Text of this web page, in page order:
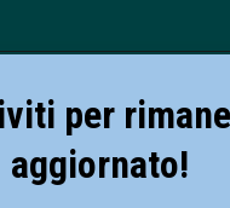
per
aggiornato!